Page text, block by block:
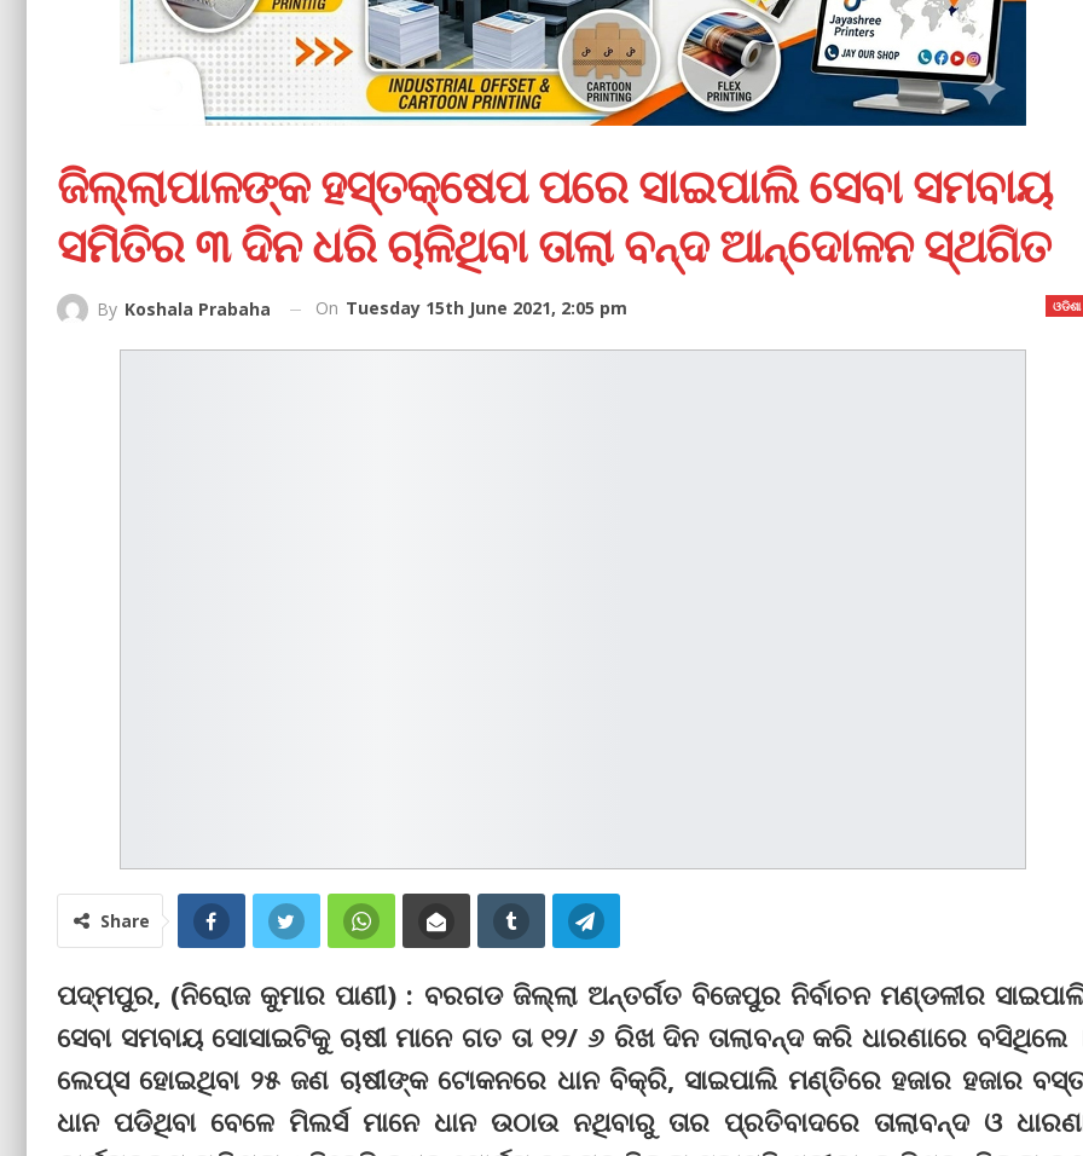
ଜିଲ୍ଲାପାଳଙ୍କ ହସ୍ତକ୍ଷେପ ପରେ ସାଇପାଲି ସେବା ସମବାୟ
ସମିତିର ୩ ଦିନ ଧରି ଚାଳିଥିବା ତାଲା ବନ୍ଦ ଆନ୍ଦୋଳନ ସ୍ଥଗିତ
ଓଡିଶା
By Koshala Prabaha On Tuesday 15th June 2021, 2:05 pm
Share
ପଦ୍ମପୁର, (ନିରୋଜ କୁମାର ପାଣୀ) : ବରଗଡ ଜିଲ୍ଲା ଅନ୍ତର୍ଗତ ବିଜେପୁର ନିର୍ବାଚନ ମଣ୍ଡଳୀର
ସେବା ସମବାୟ ସୋସାଇଟିକୁ ଚାଷୀ ମାନେ ଗତ ତା ୧୨/ ୬ ରିଖ ଦିନ ତାଲାବନ୍ଦ କରି ଧାରଣାରେ ବସିଥିଲେ
ଲେପ୍ସ ହୋଇଥିବା ୨୫ ଜଣ ଚାଷୀଙ୍କ ଟୋକନରେ ଧାନ ବିକ୍ରି, ସାଇପାଲି ମଣ୍ତିରେ ହଜାର ହଜାର
ଧାନ ପଡିଥିବା ବେଳେ ମିଲର୍ସ ମାନେ ଧାନ ଉଠାଉ ନଥିବାରୁ ତାର ପ୍ରତିବାଦରେ ତାଲାବନ୍ଦ ଓ